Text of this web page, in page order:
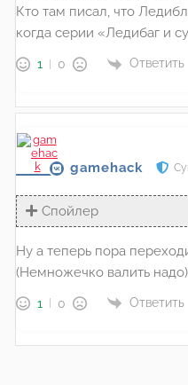
Кто там писал, что
когда серии «Ледибаг и
1 0 Ответить
gamehack
Спойлер
Ну а теперь пора
(Немножечко валить
1 0 Ответить